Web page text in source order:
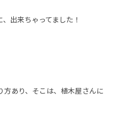
出来ちゃってました！
あり、そこは、植木屋さんに